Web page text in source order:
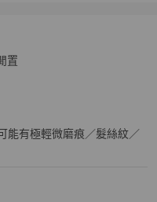
W刻閒置
置
能有極輕微磨痕／髮絲紋／